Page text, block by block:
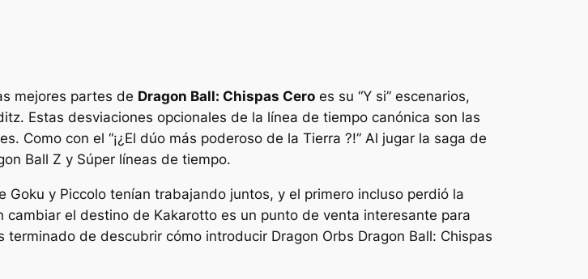
mejores partes de Dragon Ball: Chispas Cero es su “Y si” escenarios,
Estas desviaciones opcionales de la línea de tiempo canónica son las
Como con el “¡¿El dúo más poderoso de la Tierra ?!” Al jugar la saga de
Ball Z y Súper líneas de tiempo.
y Piccolo tenían trabajando juntos, y el primero incluso perdió la
el destino de Kakarotto es un punto de venta interesante para
de descubrir cómo introducir Dragon Orbs Dragon Ball: Chispas